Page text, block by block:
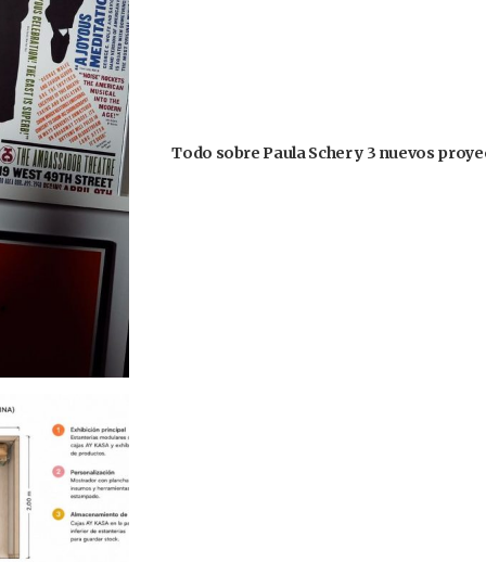
Todo sobre Paula Scher y 3 nuevos